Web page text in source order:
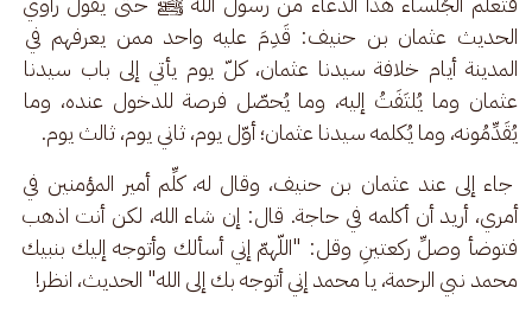
الحديث عثمان بن حنيف: قَدِمَ عليه واحد ممن يعرفهم في
المدينة أيام خلافة سيدنا عثمان، كلّ يوم يأتي إلى باب سيدنا
عثمان وما يُلتَفَتُ إليه، وما يُحصّل فرصة للدخول عنده، وما
يُقَدِّمُونه، وما يُكلمه سيدنا عثمان؛ أوّل يوم، ثاني يوم، ثالث يوم.
جاء إلى عند عثمان بن حنيف، وقال له، كلِّم أمير المؤمنين في
أمري، أريد أن أكلمه في حاجة. قال: إن شاء الله، لكن أنت اذهب
فتوضأ وصلِّ ركعتينِ وقل: "اللّهمّ إني أسألك وأتوجه إليك بنبيك
محمد نبي الرحمة، يا محمد إني أتوجه بك إلى الله" الحديث، انظر!